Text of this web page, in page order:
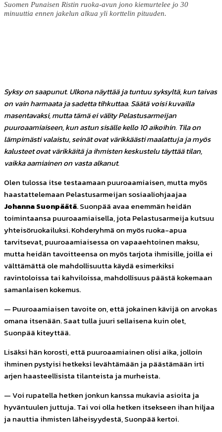
Suomen Punaisen Ristin ruoka-avun jono kiemurtelee jo 30
minuuttia ennen jakelun alkua yli korttelin pituuden.
Syksy on saapunut. Ulkona näyttää ja tuntuu syksyltä, kun taivas
on vain harmaata ja sadetta tihkuttaa. Säätä voisi kuvailla
masentavaksi, mutta tämä ei välity Pelastusarmeijan
puuroaamiaiseen, kun astun sisälle kello 10 aikoihin. Tila on
lämpimästi valaistu, seinät ovat värikkäästi maalattuja ja myös
kalusteet ovat värikkäitä ja ihmisten keskustelu täyttää tilan,
vaikka aamiainen on vasta alkanut.
Olen tulossa itse testaamaan puuroaamiaisen, mutta myös
haastattelemaan Pelastusarmeijan sosiaaliohjaajaa
Johanna Suonpäätä. Suonpää avaa enemmän heidän
toimintaansa puuroaamiaisella, jota Pelastusarmeija kutsuu
yhteisöruokailuksi. Kohderyhmä on myös ruoka-apua
tarvitsevat, puuroaamiaisessa on vapaaehtoinen maksu,
mutta heidän tavoitteensa on myös tarjota ihmisille, joilla ei
välttämättä ole mahdollisuutta käydä esimerkiksi
ravintoloissa tai kahviloissa, mahdollisuus päästä kokemaan
samanlaisen kokemus.
— Puuroaamiaisen tavoite on, että jokainen kävijä on arvokas
omana itsenään. Saat tulla juuri sellaisena kuin olet,
Suonpää kiteyttää.
Lisäksi hän korosti, että puuroaamiainen olisi aika, jolloin
ihminen pystyisi hetkeksi levähtämään ja päästämään irti
arjen haasteellisista tilanteista ja murheista.
— Voi rupatella hetken jonkun kanssa mukavia asioita ja
hyväntuulen juttuja. Tai voi olla hetken itsekseen ihan hiljaa
ja nauttia ihmisten läheisyydestä, Suonpää kertoi.